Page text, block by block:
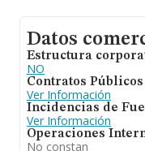
Datos
Estructura
NO
Contratos
Ver Información
Incidencias de
Ver Información
Operaciones
No constan